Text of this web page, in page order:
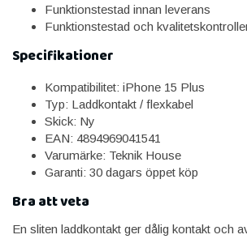
Funktionstestad innan leverans
Funktionstestad och
Specifikationer
Kompatibilitet: iPhone 15 Plus
Typ: Laddkontakt / flexkabel
Skick: Ny
EAN: 4894969041541
Varumärke: Teknik House
Garanti: 30 dagars öppet köp
Bra att veta
En sliten laddkontakt ger dålig kontakt och